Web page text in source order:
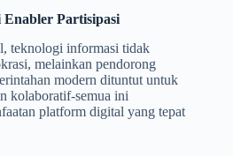
Enabler Partisipasi
teknologi informasi tidak
melainkan pendorong
modern dituntut untuk
kolaboratif-semua ini
platform digital yang tepat